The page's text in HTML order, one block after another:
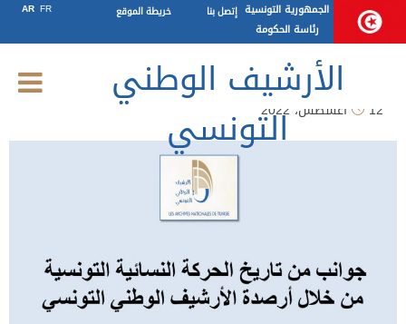
الجمهورية التونسية
رئاسة الحكومة
AR FR خريطة الموقع إتصل بنا
الأرشيف الوطني
التونسي
معرض حول جوانب من تاريخ الحركة
النسائية التونسية
12 أغسطس، 2022